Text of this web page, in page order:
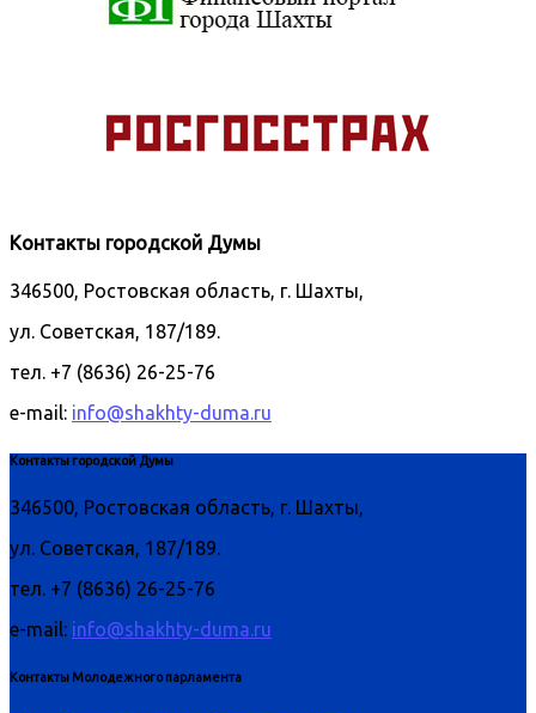
Контакты городской Думы
346500, Ростовская область, г. Шахты,
ул. Советская, 187/189.
тел. +7 (8636) 26-25-76
e-mail: info@shakhty-duma.ru
Контакты городской Думы
346500, Ростовская область, г. Шахты,
ул. Советская, 187/189.
тел. +7 (8636) 26-25-76
e-mail: info@shakhty-duma.ru
Контакты Молодежного парламента